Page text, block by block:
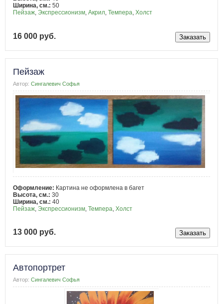
Ширина, см.: 50
Пейзаж, Экспрессионизм, Акрил, Темпера, Холст
16 000 руб.
Пейзаж
Автор: Сингалевич Софья
Оформление: Картина не оформлена в багет
Высота, см.: 30
Ширина, см.: 40
Пейзаж Экспрессионизм Темпера Холст
13 000 руб.
Автопортрет
Автор: Сингалевич Софья